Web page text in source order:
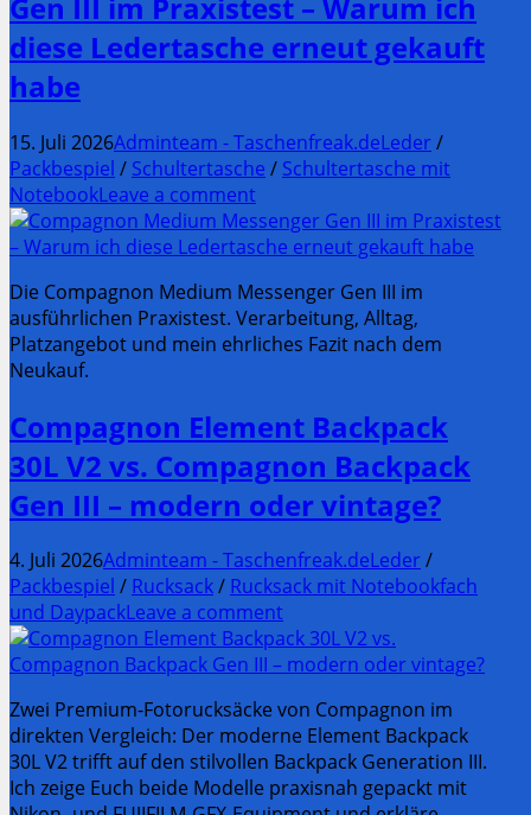
diese Ledertasche erneut gekauft
habe
15. Juli 2026Adminteam - Taschenfreak.deLeder /
Packbespiel / Schultertasche / Schultertasche mit
NotebookLeave a comment
Die Compagnon Medium Messenger Gen III im
ausführlichen Praxistest. Verarbeitung, Alltag,
Platzangebot und mein ehrliches Fazit nach dem
Neukauf.
Compagnon Element Backpack
30L V2 vs. Compagnon Backpack
Gen III – modern oder vintage?
4. Juli 2026Adminteam - Taschenfreak.deLeder /
Packbespiel / Rucksack/ Rucksack mit Notebookfach
und DaypackLeave a comment
Zwei Premium-Fotorucksäcke von Compagnon im
direkten Vergleich: Der moderne Element Backpack
30L V2 trifft auf den stilvollen Backpack Generation III.
Ich zeige Euch beide Modelle praxisnah gepackt mit